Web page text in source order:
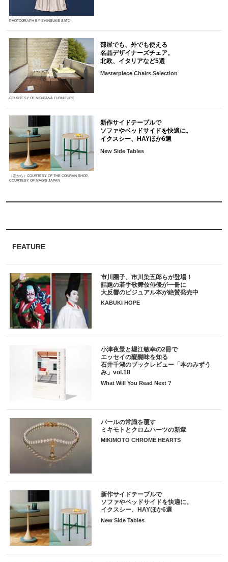
FEATURE
市川團子、市川染五郎らが登場！
話題の若手歌舞伎俳優が一冊に
大反響のビジュアル本が絶賛発売中
KABUKI HOPE
小津夜景と堀江敏幸の2冊で
エッセイの醍醐味を知る
石井千湖のブックレビュー「本のみずう
み」vol.18
What Will You Read Next ?
パールの常識を覆す
ミキモトとクロムハーツの新章
MIKIMOTO CHROME HEARTS
新作サイドテーブルで
ソファやベッドサイドを快適に。
イクスシー、HAYほか6選
New Side Tables
PHOTOGRAPH BY SHINSUKE SATO
COURTESY OF MONTANA FURNITURE
部屋でも、外でも使える
名品デザイナーズチェア。
北欧、イタリアなど5選
Masterpiece Chairs Selection
（左から）COURTESY OF THE CONRAN SHOP,
COURTESY OF MAGIS JAPAN
新作サイドテーブルで
ソファやベッドサイドを快適に。
イクスシー、HAYほか6選
New Side Tables